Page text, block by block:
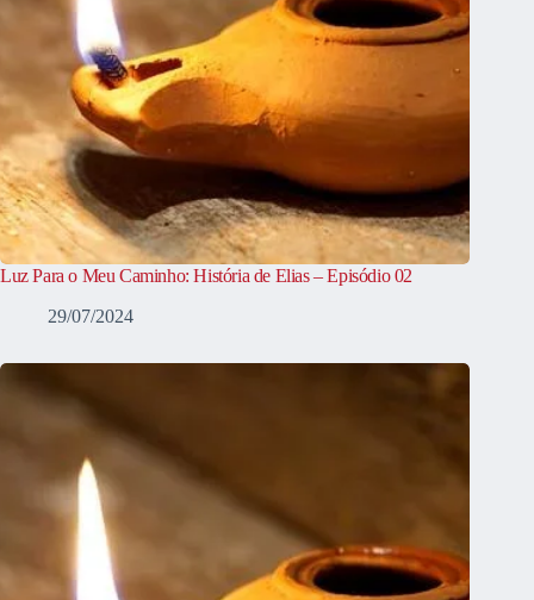
Luz Para o Meu Caminho: História de Elias – Episódio 02
29/07/2024